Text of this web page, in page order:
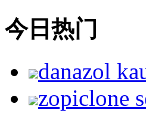
今日热门
danazol
zopiclone